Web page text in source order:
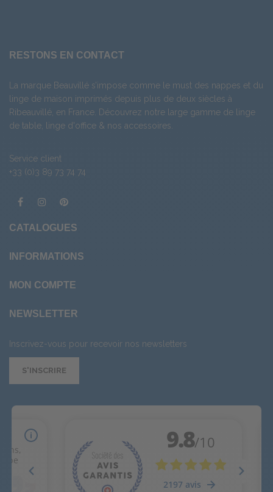
RESTONS EN CONTACT
La marque Beauvillé s’impose comme le must des nappes et du
linge de maison imprimés depuis plus de deux siècles à
Ribeauvillé, en France. Découvrez notre large gamme de linge
de table, linge d'office & nos accessoires.
Service client
+33 (0)3 89 73 74 74
CATALOGUES
INFORMATIONS
MON COMPTE
NEWSLETTER
Inscrivez-vous pour recevoir nos newsletters
S'INSCRIRE